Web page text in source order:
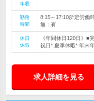
年収
勤務
時間
8:15～17:10所定労働
無：有
休日
休暇
《年間休日120日》■
祝日* 夏季休暇* 年末
求人詳細を見る